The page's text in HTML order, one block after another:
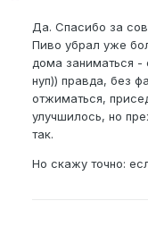
Да. Спасибо за
Пиво убрал уже
дома заниматься -
нуп)) правда, без
отжиматься,
улучшилось, но
так.
Но скажу точно: